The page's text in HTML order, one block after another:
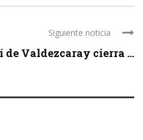
Siguiente noticia
de Valdezcaray cierra ...